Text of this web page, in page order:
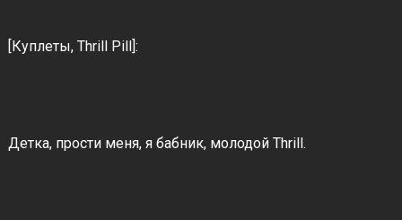
[Куплеты, Thrill Pill]:
Детка, прости меня, я бабник, молодой Thrill.